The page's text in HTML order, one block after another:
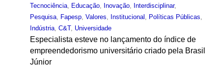
Tecnociência, Educação, Inovação, Interdisciplinar,
Pesquisa, Fapesp, Valores Institucional Políticas Públicas
Indústria, C&T, Universidade
Especialista esteve no lançamento do índice de
empreendedorismo universitário criado pela Brasil
Júnior